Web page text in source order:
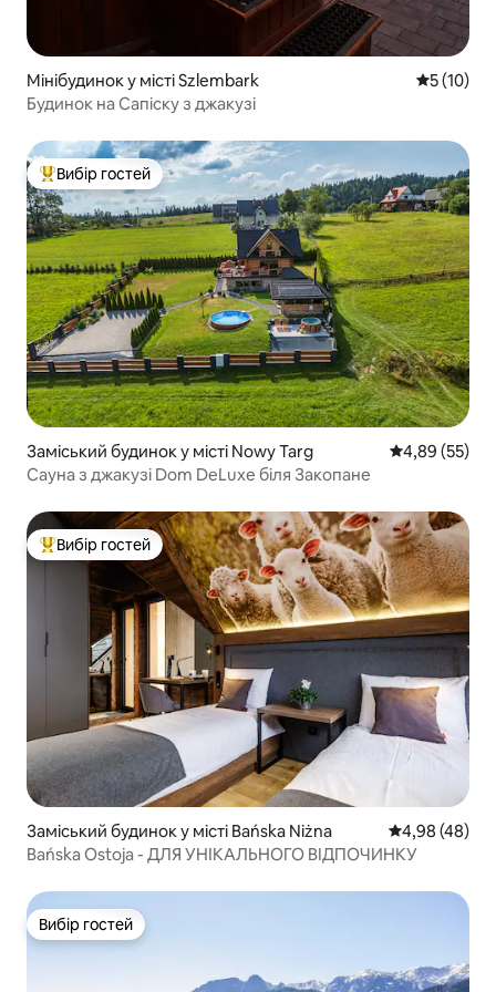
Мінібудинок у місті Szlembark Середня
5 (10)
Будинок на Сапіску з джакузі
Топ вибір гостей
Вибір гостей
Заміський будинок у місті Nowy Targ Середня
4,89 (55)
Сауна з джакузі Dom DeLuxe біля Закопане
Топ вибір гостей
Вибір гостей
Заміський будинок у місті Bańska Niżna Середня
4,98 (48)
Bańska Ostoja - ДЛЯ УНІКАЛЬНОГО ВІДПОЧИНКУ
Вибір гостей
Вибір гостей